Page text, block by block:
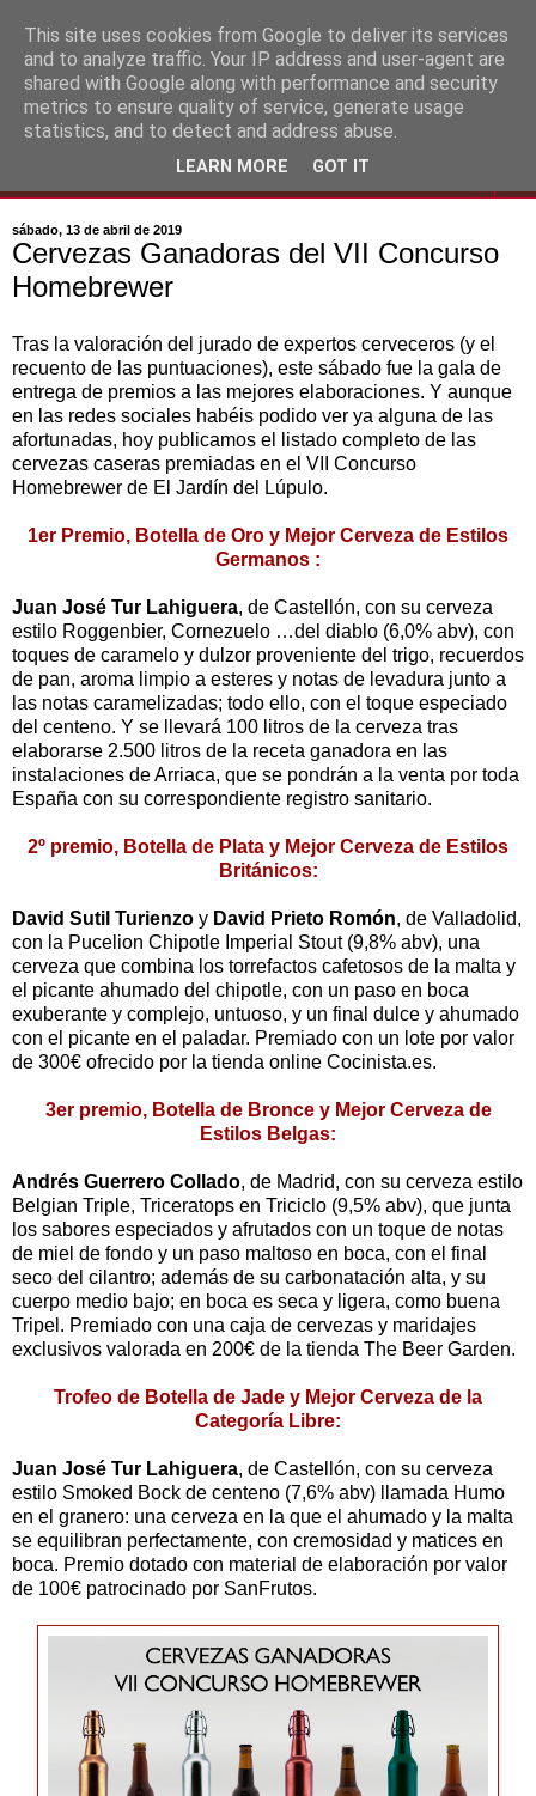
sábado, 13 de abril de 2019
Cervezas Ganadoras del VII Concurso
Homebrewer
Tras la valoración del jurado de expertos cerveceros (y el
recuento de las puntuaciones), este sábado fue la gala de
entrega de premios a las mejores elaboraciones. Y aunque
en las redes sociales habéis podido ver ya alguna de las
afortunadas, hoy publicamos el listado completo de las
cervezas caseras premiadas en el VII Concurso
Homebrewer de El Jardín del Lúpulo.
1er Premio, Botella de Oro y Mejor Cerveza de Estilos
Germanos :
Juan José Tur Lahiguera, de Castellón, con su cerveza
estilo Roggenbier, Cornezuelo …del diablo (6,0% abv), con
toques de caramelo y dulzor proveniente del trigo, recuerdos
de pan, aroma limpio a esteres y notas de levadura junto a
las notas caramelizadas; todo ello, con el toque especiado
del centeno. Y se llevará 100 litros de la cerveza tras
elaborarse 2.500 litros de la receta ganadora en las
instalaciones de Arriaca, que se pondrán a la venta por toda
España con su correspondiente registro sanitario.
2º premio, Botella de Plata y Mejor Cerveza de Estilos
Británicos:
David Sutil Turienzo y David Prieto Romón, de Valladolid,
con la Pucelion Chipotle Imperial Stout (9,8% abv), una
cerveza que combina los torrefactos cafetosos de la malta y
el picante ahumado del chipotle, con un paso en boca
exuberante y complejo, untuoso, y un final dulce y ahumado
con el picante en el paladar. Premiado con un lote por valor
de 300€ ofrecido por la tienda online Cocinista.es.
3er premio, Botella de Bronce y Mejor Cerveza de
Estilos Belgas:
Andrés Guerrero Collado, de Madrid, con su cerveza estilo
Belgian Triple, Triceratops en Triciclo (9,5% abv), que junta
los sabores especiados y afrutados con un toque de notas
de miel de fondo y un paso maltoso en boca, con el final
seco del cilantro; además de su carbonatación alta, y su
cuerpo medio bajo; en boca es seca y ligera, como buena
Tripel. Premiado con una caja de cervezas y maridajes
exclusivos valorada en 200€ de la tienda The Beer Garden.
Trofeo de Botella de Jade y Mejor Cerveza de la
Categoría Libre:
Juan José Tur Lahiguera, de Castellón, con su cerveza
estilo Smoked Bock de centeno (7,6% abv) llamada Humo
en el granero: una cerveza en la que el ahumado y la malta
se equilibran perfectamente, con cremosidad y matices en
boca. Premio dotado con material de elaboración por valor
de 100€ patrocinado por SanFrutos.
This site uses cookies from Google to deliver its services
and to analyze traffic. Your IP address and user-agent are
shared with Google along with performance and security
metrics to ensure quality of service, generate usage
statistics, and to detect and address abuse.
LEARN MORE GOT IT